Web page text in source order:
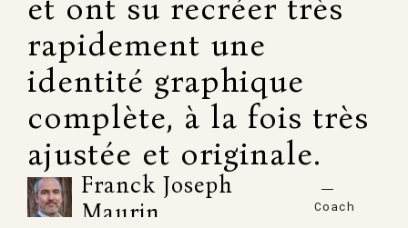
et ont su recréer très
rapidement une
identité graphique
complète, à la fois très
ajustée et originale.
Franck Joseph
Maurin
Coach